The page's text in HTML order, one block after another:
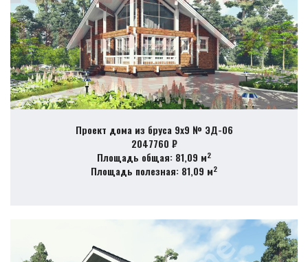
Проект дома из бруса 9х9 № ЭД-06
2047760 ₽
Площадь общая: 81,09 м2
Площадь полезная: 81,09 м2